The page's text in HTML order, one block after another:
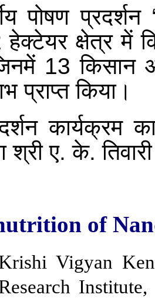
पोषण प्रदर्शन
हेक्टेयर क्षेत्र
13 किसान
प्राप्त किया।
कार्यक्रम का
ए. के. तिवारी
of
Vigyan